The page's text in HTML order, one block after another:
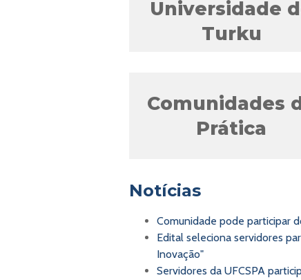
Inovação
Inovação no
Universidade
Turku
Comunidades
Prática
Notícias
Comunidade pode participar
Edital seleciona servidores
Inovação"
Servidores da UFCSPA